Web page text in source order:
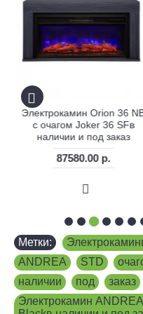
Электрокамин Orion 36 NB
с очагом Joker 36 SFв
наличии и под заказ
87580.00 р.
Метки:
ANDREA
STD
наличии
под заказ
Электрокамин